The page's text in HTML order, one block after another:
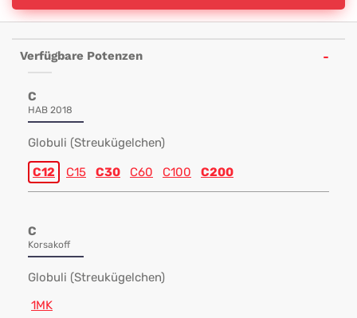
Verfügbare Potenzen
C
HAB 2018
Globuli (Streukügelchen)
C12 C15 C30 C60 C100 C200
C
Korsakoff
Globuli (Streukügelchen)
1MK